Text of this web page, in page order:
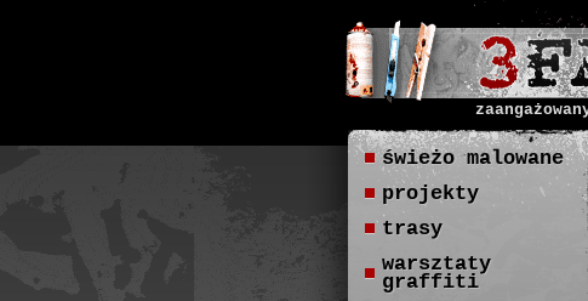
świeżo malowane
projekty
trasy
warsztaty
graffiti